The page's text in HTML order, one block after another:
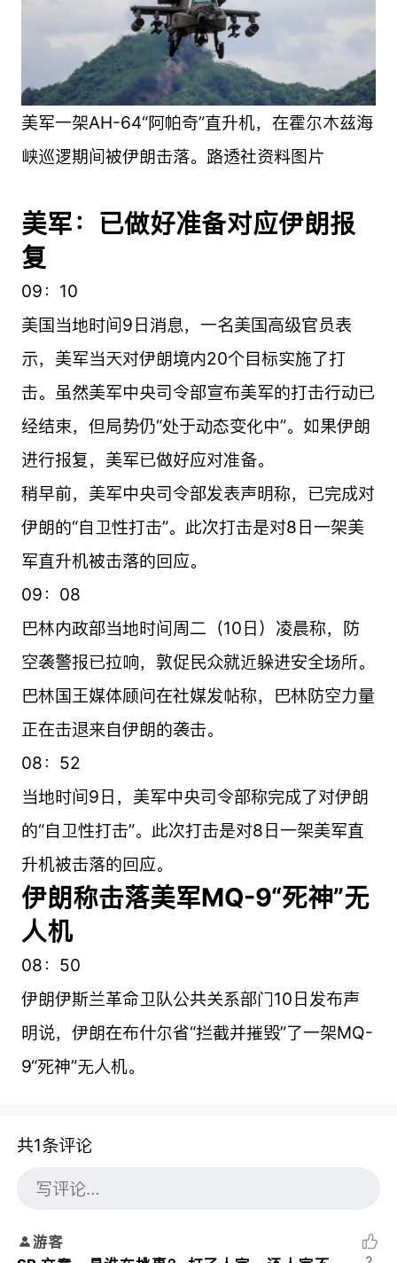
美军一架AH-64“阿帕奇”直升机，在霍尔木兹海
峡巡逻期间被伊朗击落。路透社资料图片
美军：已做好准备对应伊朗报
复
09：10
美国当地时间9日消息，一名美国高级官员表
示，美军当天对伊朗境内20个目标实施了打
击。虽然美军中央司令部宣布美军的打击行动已
经结束，但局势仍“处于动态变化中”。如果伊朗
进行报复，美军已做好应对准备。
稍早前，美军中央司令部发表声明称，已完成对
伊朗的“自卫性打击”。此次打击是对8日一架美
军直升机被击落的回应。
09：08
巴林内政部当地时间周二（10日）凌晨称，防
空袭警报已拉响，敦促民众就近躲进安全场所。
巴林国王媒体顾问在社媒发帖称，巴林防空力量
正在击退来自伊朗的袭击。
08：52
当地时间9日，美军中央司令部称完成了对伊朗
的“自卫性打击”。此次打击是对8日一架美军直
升机被击落的回应。
伊朗称击落美军MQ-9“死神”无
人机
08：50
伊朗伊斯兰革命卫队公共关系部门10日发布声
明说，伊朗在布什尔省“拦截并摧毁”了一架MQ-
9“死神”无人机。
共1条评论
游客